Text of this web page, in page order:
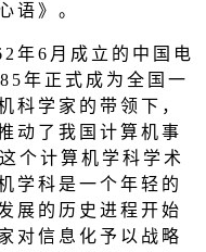
语》。
年6 月成立的中国电
年正式成为全国一
科学家的带领下，
动了我国计算机事
这个计算机学科学术
学科是一个年轻的
展的历史进程开始
对信息化予以战略